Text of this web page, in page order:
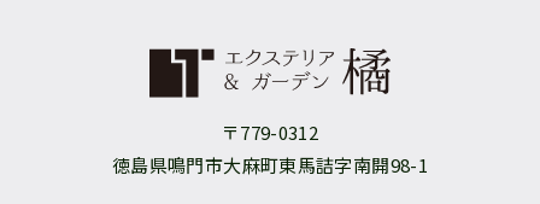
〒779-0312
徳島県鳴門市大麻町東馬詰字南開98-1